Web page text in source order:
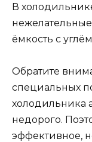
В
ёмкость с
Обратите
специальных
холодильника
недорого.
эффективное,